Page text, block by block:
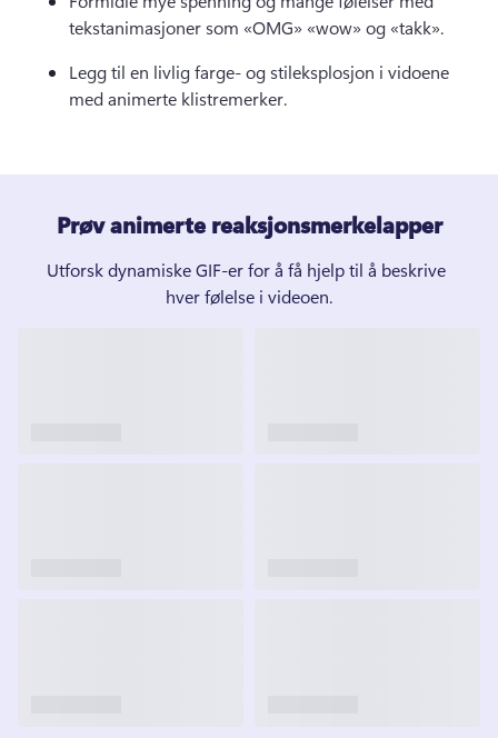
tekstanimasjoner som «OMG» «wow» og «takk».
Legg til en livlig farge- og stileksplosjon i vidoene
med animerte klistremerker.
Prøv animerte reaksjonsmerkelapper
Utforsk dynamiske GIF-er for å få hjelp til å beskrive
hver følelse i videoen.